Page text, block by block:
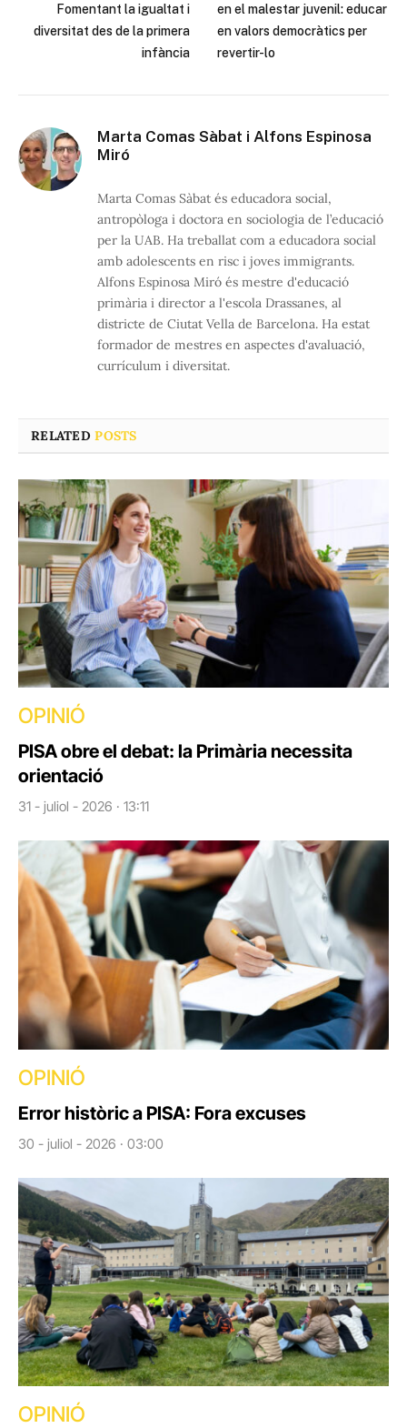
Fomentant la igualtat i
diversitat des de la primera
infància
en el malestar juvenil: educar
en valors democràtics per
revertir-lo
Marta Comas Sàbat i Alfons Espinosa
Miró
Marta Comas Sàbat és educadora social,
antropòloga i doctora en sociologia de l’educació
per la UAB. Ha treballat com a educadora social
amb adolescents en risc i joves immigrants.
Alfons Espinosa Miró és mestre d'educació
primària i director a l'escola Drassanes, al
districte de Ciutat Vella de Barcelona. Ha estat
formador de mestres en aspectes d'avaluació,
currículum i diversitat.
RELATEDPOSTS
OPINIÓ
PISA obre el debat: la Primària necessita
orientació
31 - juliol - 2026 · 13:11
OPINIÓ
Error històric a PISA: Fora excuses
30 - juliol - 2026 · 03:00
OPINIÓ